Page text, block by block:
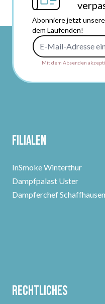
Abonniere jetzt
dem Laufenden!
Mit dem Absenden
Filialen
InSmoke Winterthur
Dampfpalast Uster
Dampferchef Schaffhausen
Rechtliches